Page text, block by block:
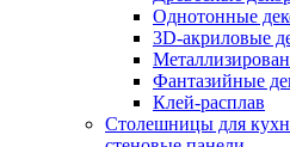
Однотонные
3D-акриловые
Фантазийные
Клей-расплав
Столешницы для